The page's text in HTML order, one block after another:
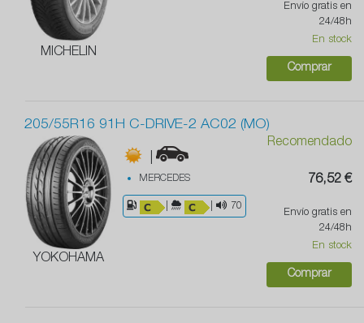
MICHELIN
Envío gratis en
24/48h
En stock
Comprar
205/55R16 91H C-DRIVE-2 AC02 (MO)
YOKOHAMA
|
MERCEDES
70
Recomendado
76,52 €
Envío gratis en
24/48h
En stock
Comprar